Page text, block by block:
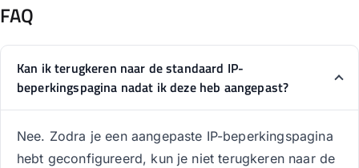
FAQ
Kan ik terugkeren naar de standaard IP-
beperkingspagina nadat ik deze heb aangepast?
Nee. Zodra je een aangepaste IP-beperkingspagina
hebt geconfigureerd, kun je niet terugkeren naar de